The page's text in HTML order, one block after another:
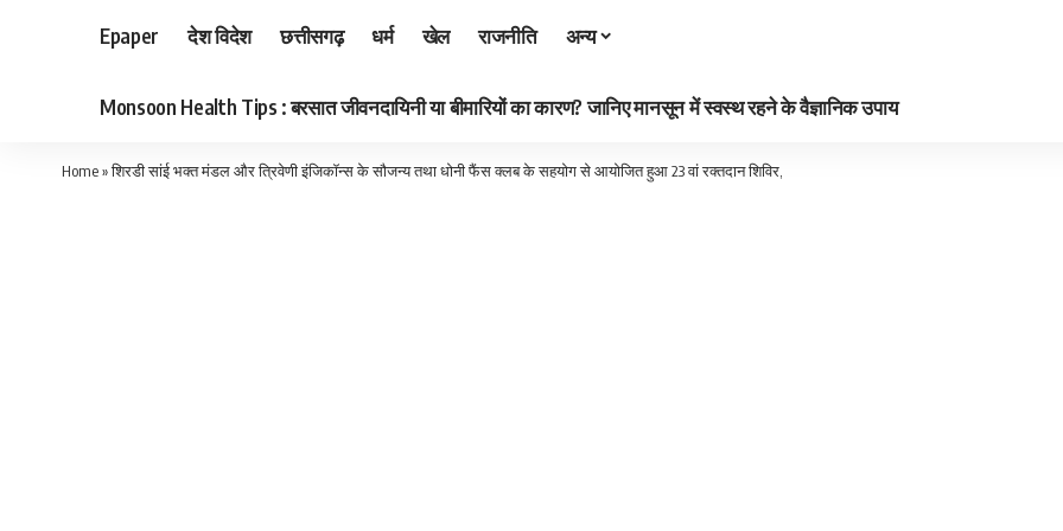
Epaper देश विदेश छत्तीसगढ़ धर्म खेल राजनीति अन्य
Monsoon Health Tips : बरसात जीवनदायिनी या बीमारियों का कारण? जानिए मानसून में स्वस्थ रहने के वैज्ञानिक उपाय
Home»शिरडी सांई भक्त मंडल और त्रिवेणी इंजिकॉन्स के सौजन्य तथा धोनी फैंस क्लब के सहयोग से आयोजित हुआ 23 वां रक्तदान शिविर,